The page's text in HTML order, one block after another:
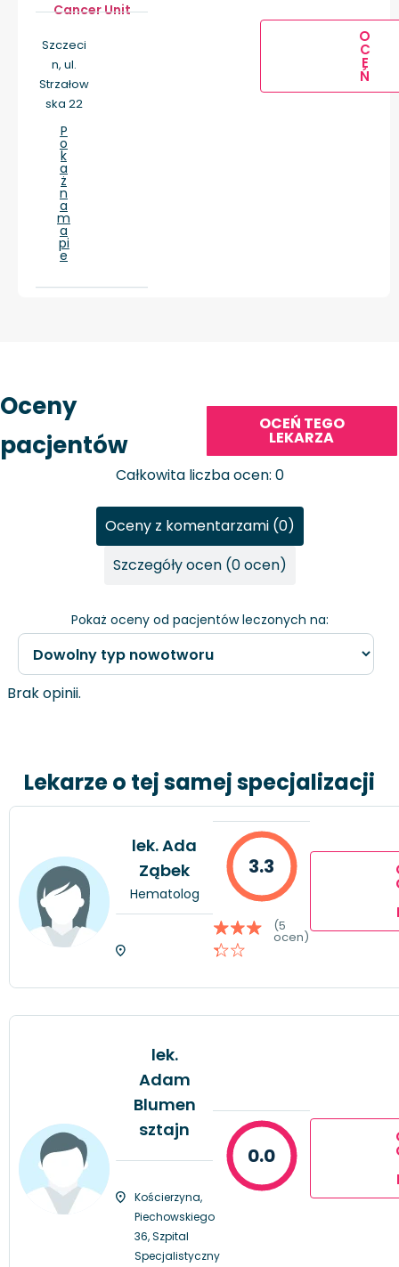
Cancer Unit
Szczeci
n, ul.
Strzałow
ska 22
P
o
k
a
ż
n
a
m
a
pi
e
O
C
E
Ń
Oceny
pacjentów
OCEŃ TEGO
LEKARZA
Całkowita liczba ocen: 0
Pokaż oceny od pacjentów leczonych na:
Oceny z komentarzami (0)
Szczegóły ocen (0 ocen)
Brak opinii.
Lekarze o tej samej specjalizacji
lek. Ada
Ząbek
Hematolog
3.3
(5
ocen)
lek.
Adam
Blumen
sztajn
Kościerzyna,
Piechowskiego
36, Szpital
Specjalistyczny
0.0